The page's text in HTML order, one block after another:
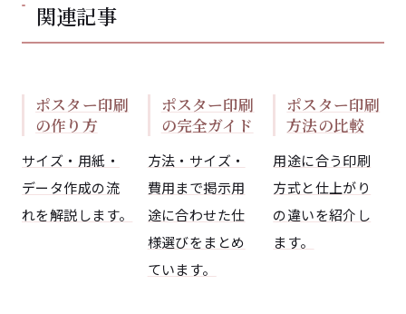
関連記事
ポスター印刷
の作り方
サイズ・用紙・
データ作成の流
れを解説します。
ポスター印刷
の完全ガイド
方法・サイズ・
費用まで掲示用
途に合わせた仕
様選びをまとめ
ています。
ポスター印刷
方法の比較
用途に合う印刷
方式と仕上がり
の違いを紹介し
ます。